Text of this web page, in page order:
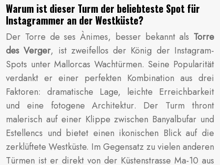
Warum ist dieser Turm der beliebteste Spot für
Instagrammer an der Westküste?
Der Torre de ses Ànimes, besser bekannt als Torre
des Verger, ist zweifellos der König der Instagram-
Spots unter Mallorcas Wachtürmen. Seine Popularität
verdankt er einer perfekten Kombination aus drei
Faktoren: dramatische Lage, leichte Erreichbarkeit
und eine fotogene Architektur. Der Turm thront
malerisch auf einer Klippe zwischen Banyalbufar und
Estellencs und bietet einen ikonischen Blick auf die
zerklüftete Westküste. Im Gegensatz zu vielen anderen
Türmen ist er direkt von der Küstenstrasse Ma-10 aus